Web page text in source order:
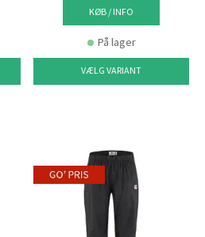
KØB / INFO
På lager
VÆLG VARIANT